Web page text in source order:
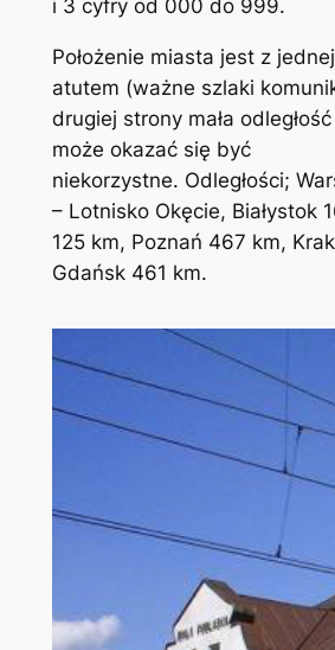
i 3 cyfry od 000 do 999.
Położenie miasta jest z
atutem (ważne szlaki
drugiej strony mała
może okazać się być
niekorzystne. Odległości;
– Lotnisko Okęcie, Białystok
125 km, Poznań 467 km,
Gdańsk 461 km.